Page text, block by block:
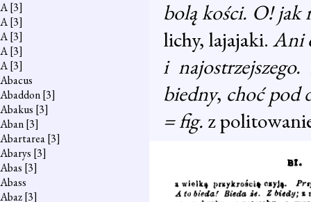
A[3]
A[3]
A[3]
A[3]
A[3]
Abacus
Abaddon[3]
Abakus [3]
Aban[3]
Abartarea[3]
Abarys [3]
Abas [3]
Abass
Abaz[3]
bolą kości. O! jak
lichy, lajajaki. Ani
i
biedny, choć pod
= fig. z